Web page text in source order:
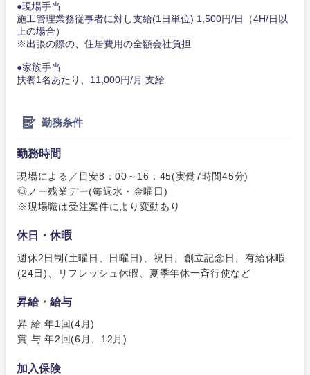
●現場手当
施工管理業務従事者に対し支給(1日単位) 1,500円/日（4H/日以
上の場合）
※出張の際の、住居費用の全額会社負担
●家族手当
扶養1名あたり、11,000円/月 支給
勤務条件
勤務時間
現場による／目安8：00～16：45(実働7時間45分)
◎ノー残業デー(毎週水・金曜日)
※現場職は受注案件により変動あり
休日・休暇
週休2日制(土曜日、日曜日)、祝日、創立記念日、有給休暇
(24日)、リフレッシュ休暇、夏季年休一斉行使など
昇給・給与
昇 給 年1回(4月)
賞 与 年2回(6月、12月)
加入保険
近畿地方
滋賀県
大阪府 兵庫県